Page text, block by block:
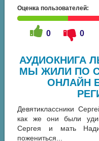
Оценка пользователей:
0 0
АУДИОКНИГА
МЫ ЖИЛИ ПО
ОНЛАЙН
Девятиклассники
как же они были
Сергея и мать
пожениться...